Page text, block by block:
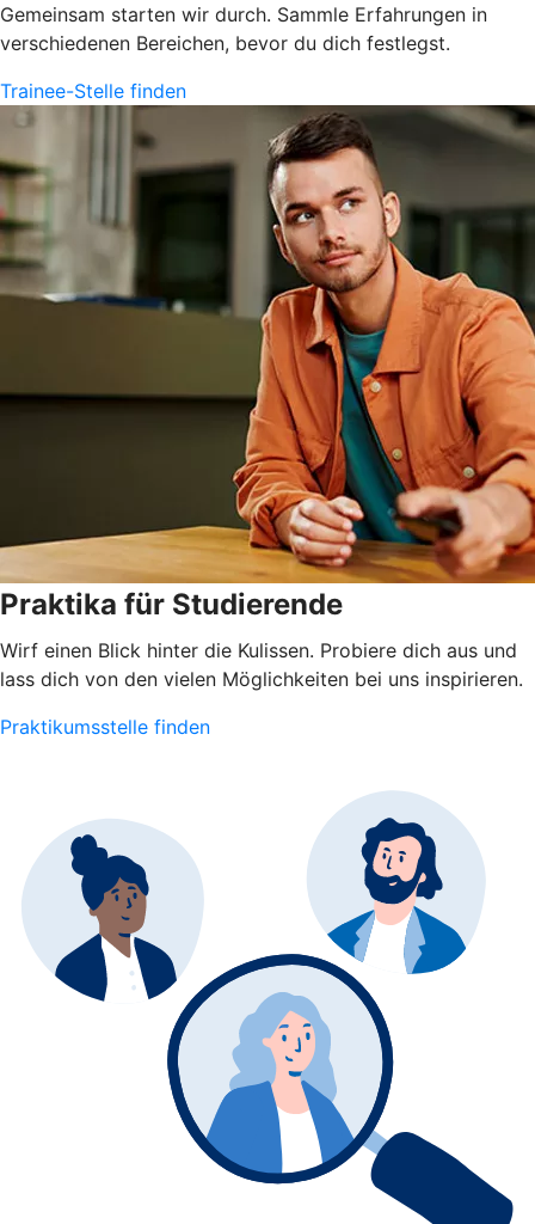
Gemeinsam starten wir durch. Sammle Erfahrungen in
verschiedenen Bereichen, bevor du dich festlegst.
Trainee-Stelle finden
Praktika für Studierende
Wirf einen Blick hinter die Kulissen. Probiere dich aus und
lass dich von den vielen Möglichkeiten bei uns inspirieren.
Praktikumsstelle finden